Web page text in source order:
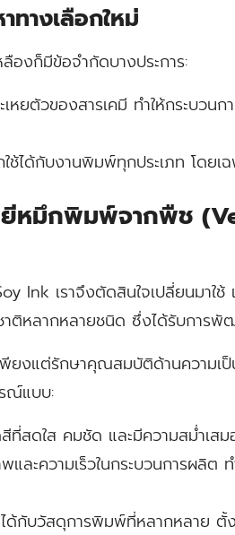
ทางเลือกใหม่
องก็มีข้อจำกัดบางประการ:
หยตัวของสารเคมี ทำให้กระบวน
ช้ได้กับงานพิมพ์ทุกประเภท โดยเ
ยีหมึกพิมพ์จากพืช
Ink เราจึงตัดสินใจเปลี่ยนมาใช้
ติหลากหลายชนิด ซึ่งได้รับการ
พียงแต่รักษาคุณสมบัติด้านความ
ณ์แบบ:
ที่สดใส คมชัด และมีความสม่ำเส
และความเร็วในกระบวนการผลิ
ด้กับวัสดุการพิมพ์ที่หลากหลาย ตั้